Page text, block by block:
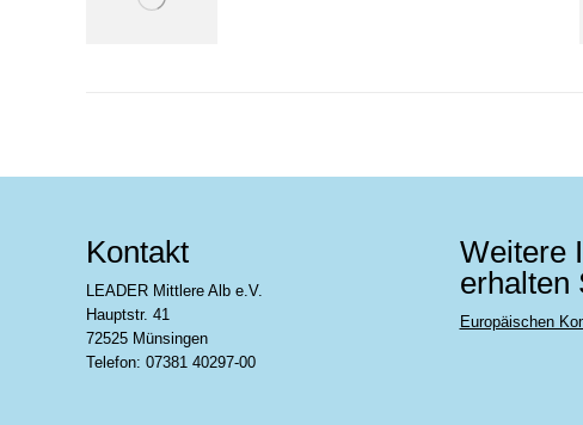
Kontakt
LEADER Mittlere Alb e.V.
Hauptstr. 41
72525 Münsingen
Telefon: 07381 40297-00
Weitere
erhalten
Europäischen